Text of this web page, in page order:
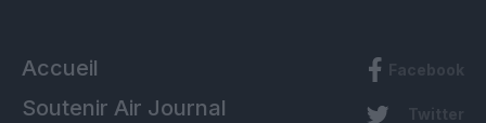
Accueil
Soutenir Air Journal